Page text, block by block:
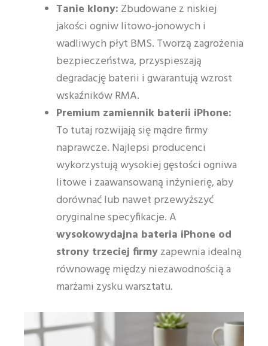
Tanie klony: Zbudowane z niskiej
jakości ogniw litowo-jonowych i
wadliwych płyt BMS. Tworzą zagrożenia
bezpieczeństwa, przyspieszają
degradację baterii i gwarantują wzrost
wskaźników RMA.
Premium zamiennik baterii iPhone:
To tutaj rozwijają się mądre firmy
naprawcze. Najlepsi producenci
wykorzystują wysokiej gęstości ogniwa
litowe i zaawansowaną inżynierię, aby
dorównać lub nawet przewyższyć
oryginalne specyfikacje. A
wysokowydajna bateria iPhone od
strony trzeciej firmyzapewnia idealną
równowagę między niezawodnością a
marżami zysku warsztatu.